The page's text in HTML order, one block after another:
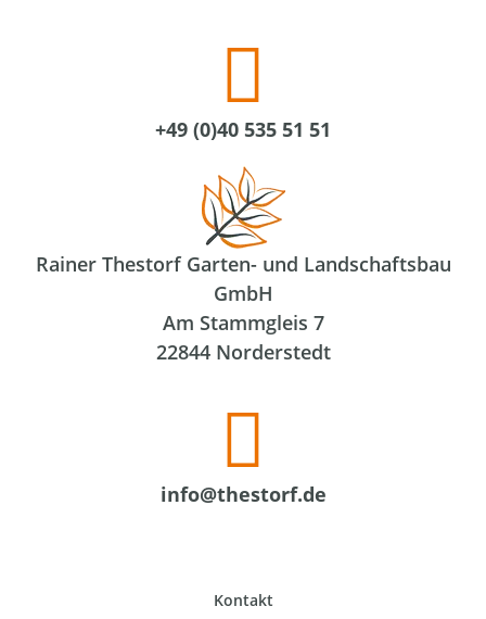
+49 (0)40 535 51 51
Rainer Thestorf Garten- und Landschaftsbau
GmbH
Am Stammgleis 7
22844 Norderstedt
info@thestorf.de
Kontakt